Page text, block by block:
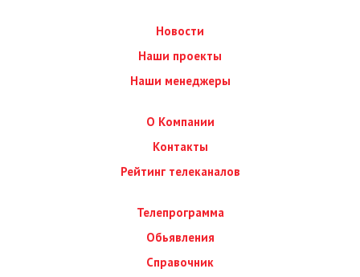
Новости
Наши проекты
Наши менеджеры
О Компании
Контакты
Рейтинг телеканалов
Телепрограмма
Обьявления
Справочник